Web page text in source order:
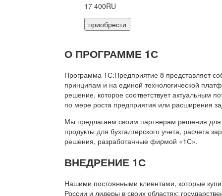
17 400RU
приобрести
О ПРОГРАММЕ 1С
Программа 1С:Предприятие 8 представляет
принципам и на единой технологической
решение, которое соответствует актуальным
по мере роста предприятия или расширения
Мы предлагаем своим партнерам решения для
продукты для бухгалтерского учета, расчета
решения, разработанные фирмой «1С».
ВНЕДРЕНИЕ 1С
Нашими постоянными клиентами, которые
России и лидеры в своих областях: